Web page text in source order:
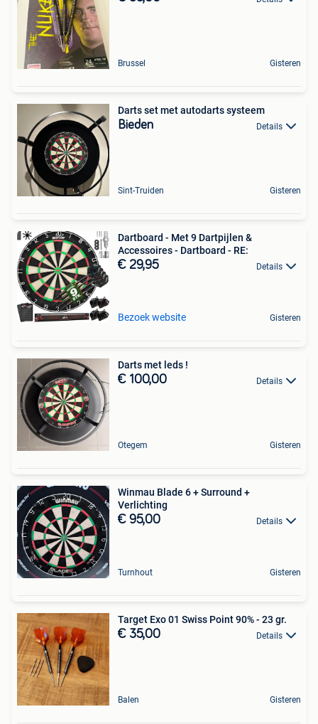
Brussel Gisteren
Darts set met autodarts systeem
Bieden Details
Sint-Truiden Gisteren
Dartboard - Met 9 Dartpijlen &
Accessoires - Dartboard - RE:
€ 29,95 Details
Bezoek website Gisteren
Darts met leds !
€ 100,00 Details
Otegem Gisteren
Winmau Blade 6 + Surround +
Verlichting
€ 95,00 Details
Turnhout Gisteren
Target Exo 01 Swiss Point 90% - 23 gr.
€ 35,00 Details
Balen Gisteren